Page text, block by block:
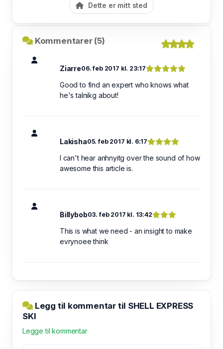
Dette er mitt sted
Kommentarer (5)
Ziarre06. feb 2017 kl. 23:17
Good to find an expert who knows what
he's talnikg about!
Lakisha05. feb 2017 kl. 6:17
I can't hear anhnyitg over the sound of how
awesome this article is.
Billybob03. feb 2017 kl. 13:42
This is what we need - an insight to make
evrynoee think
Legg til kommentar til SHELL EXPRESS
SKI
Legge til kommentar